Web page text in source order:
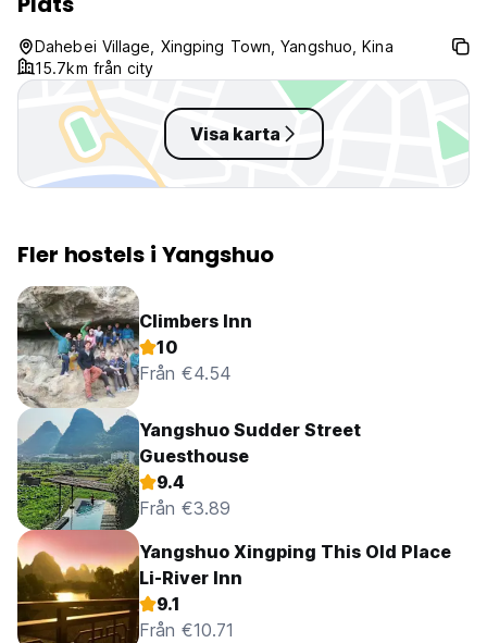
Dahebei Village, Xingping Town, Yangshuo, Kina
15.7km från city
Visa karta
Fler hostels i Yangshuo
Climbers Inn
10
Från €4.54
Yangshuo Sudder Street
Guesthouse
9.4
Från €3.89
Yangshuo Xingping This Old Place
Li-River Inn
9.1
Från €10.71